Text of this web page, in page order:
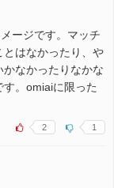
ージです。マッチ
とはなかったり、や
かなかったりなかな
。omiaiに限った
2 1